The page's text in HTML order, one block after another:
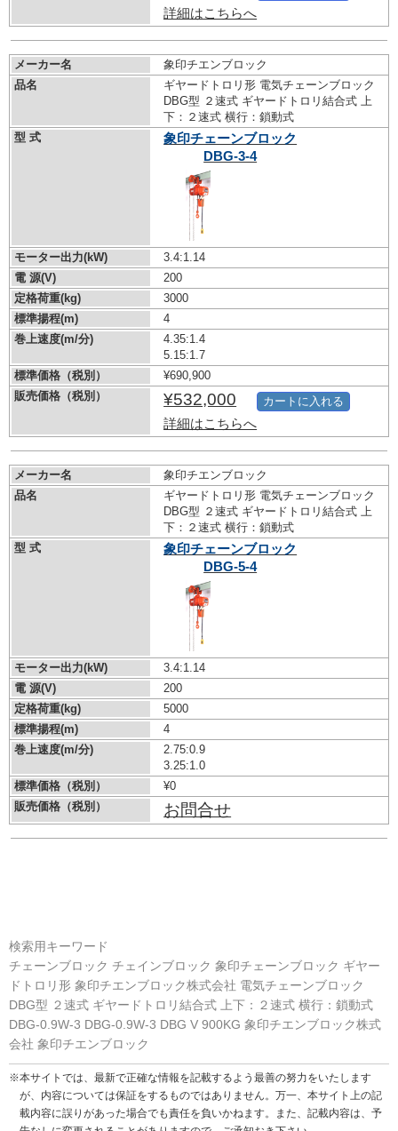
詳細はこちらへ
メーカー名
象印チエンブロック
品名
ギヤードトロリ形 電気チェーンブロック
DBG型 ２速式 ギヤードトロリ結合式 上
下：２速式 横行：鎖動式
型 式
象印チェーンブロック
DBG-3-4
モーター出力(kW)
3.4:1.14
電 源(V)
200
定格荷重(kg)
3000
標準揚程(m)
4
巻上速度(m/分)
4.35:1.4
5.15:1.7
標準価格（税別）
¥690,900
販売価格（税別）
¥532,000
詳細はこちらへ
カートに入れる
メーカー名
象印チエンブロック
品名
ギヤードトロリ形 電気チェーンブロック
DBG型 ２速式 ギヤードトロリ結合式 上
下：２速式 横行：鎖動式
型 式
象印チェーンブロック
DBG-5-4
モーター出力(kW)
3.4:1.14
電 源(V)
200
定格荷重(kg)
5000
標準揚程(m)
4
巻上速度(m/分)
2.75:0.9
3.25:1.0
標準価格（税別）
¥0
販売価格（税別）
お問合せ
検索用キーワード
チェーンブロック チェインブロック 象印チェーンブロック ギヤー
ドトロリ形 象印チエンブロック株式会社 電気チェーンブロック
DBG型 ２速式 ギヤードトロリ結合式 上下：２速式 横行：鎖動式
DBG-0.9W-3 DBG-0.9W-3 DBG V 900KG 象印チエンブロック株式
会社 象印チエンブロック
※本サイトでは、最新で正確な情報を記載するよう最善の努力をいたします
が、内容については保証をするものではありません。万一、本サイト上の記
載内容に誤りがあった場合でも責任を負いかねます。また、記載内容は、予